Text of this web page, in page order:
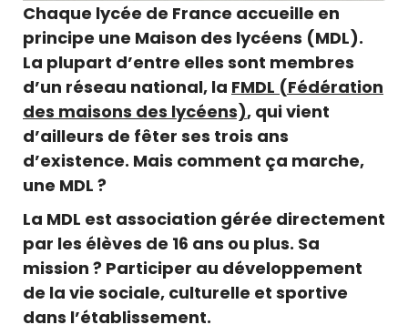
Chaque lycée de France accueille en
principe une Maison des lycéens (MDL).
La plupart d’entre elles sont membres
d’un réseau national, la FMDL (Fédération
des maisons des lycéens), qui vient
d’ailleurs de fêter ses trois ans
d’existence. Mais comment ça marche,
une MDL ?
La MDL est association gérée directement
par les élèves de 16 ans ou plus. Sa
mission ? Participer au développement
de la vie sociale, culturelle et sportive
dans l’établissement.